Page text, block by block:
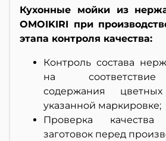
Кухонные мойки из
OMOIKIRI при
этапа контроля качества:
Контроль состава
на соответствие
содержания
указанной маркировке;
Проверка качества
заготовок перед